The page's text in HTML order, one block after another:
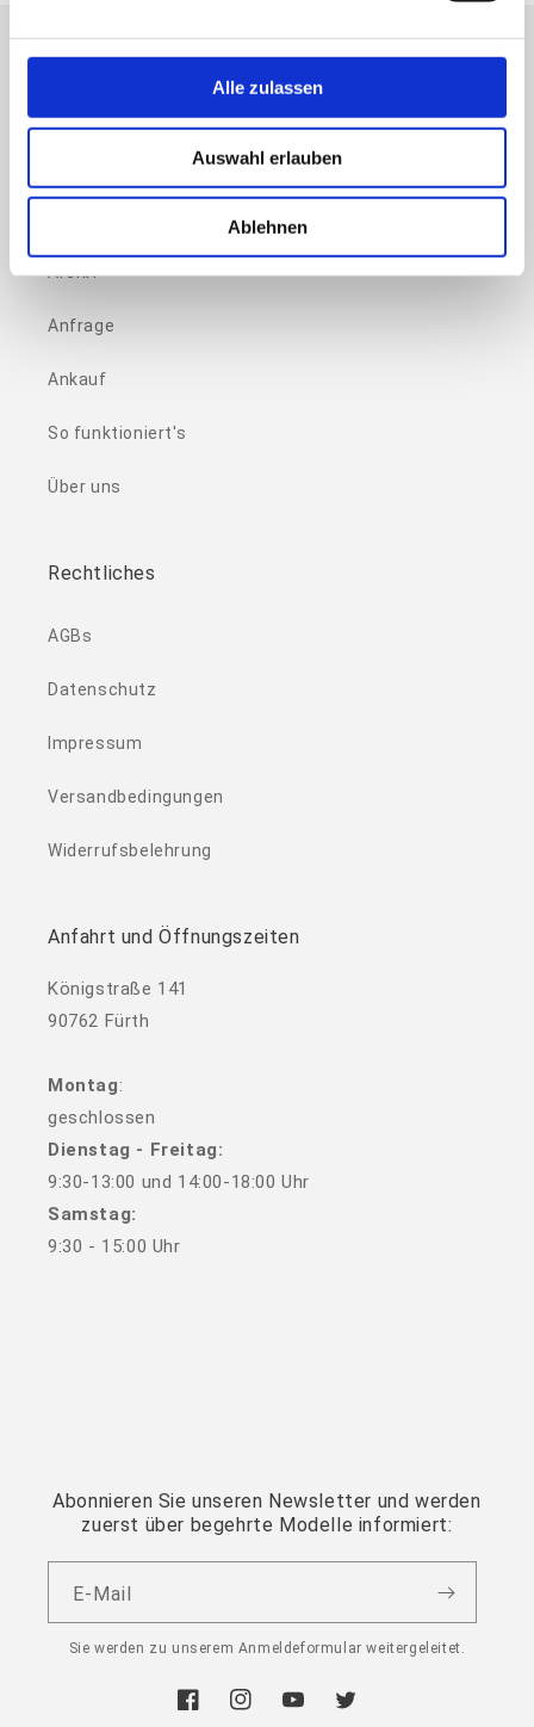
Alle zulassen
Auswahl erlauben
Ablehnen
Archiv
Anfrage
Ankauf
So funktioniert's
Über uns
Rechtliches
AGBs
Datenschutz
Impressum
Versandbedingungen
Widerrufsbelehrung
Anfahrt und Öffnungszeiten
Königstraße 141
90762 Fürth
Montag:
geschlossen
Dienstag - Freitag:
9:30-13:00 und 14:00-18:00 Uhr
Samstag:
9:30 - 15:00 Uhr
Abonnieren Sie unseren Newsletter und werden
zuerst über begehrte Modelle informiert:
E-Mail
Sie werden zu unserem Anmeldeformular weitergeleitet.
FacebookInstagramYouTubeTwitter